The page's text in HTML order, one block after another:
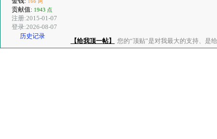
贡献值: 1943 点
注册:2015-01-07
登录:2026-08-07
历史记录
【给我顶一帖】 您的“顶贴”是对我最大的支持、是